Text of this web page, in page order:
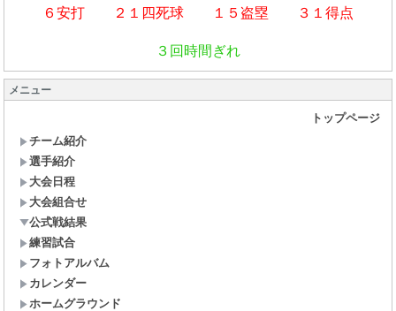
メニュー
トップページ
チーム紹介
選手紹介
大会日程
大会組合せ
公式戦結果
練習試合
フォトアルバム
カレンダー
ホームグラウンド
６安打 ２１四死球 １５盗塁 ３１得点
３回時間ぎれ